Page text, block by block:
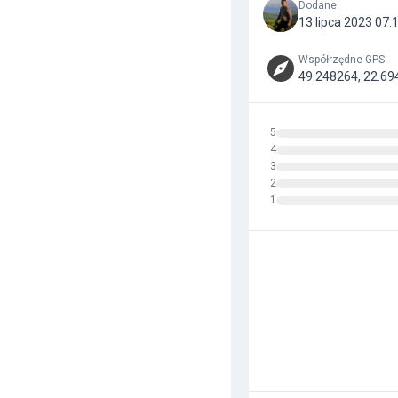
Dodane:
13 lipca 2023
Współrzędne GPS:
49.248264,
5
4
3
2
1